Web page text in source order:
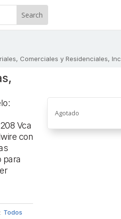
Comerciales y Residenciales,
Vca
con
para
Todos
Agotado